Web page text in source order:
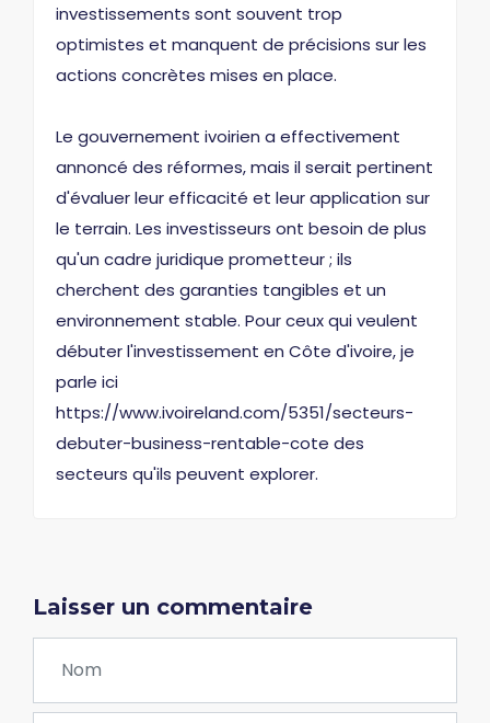
investissements sont souvent trop
optimistes et manquent de précisions sur les
actions concrètes mises en place.
Le gouvernement ivoirien a effectivement
annoncé des réformes, mais il serait pertinent
d'évaluer leur efficacité et leur application sur
le terrain. Les investisseurs ont besoin de plus
qu'un cadre juridique prometteur ; ils
cherchent des garanties tangibles et un
environnement stable. Pour ceux qui veulent
débuter l'investissement en Côte d'ivoire, je
parle ici
https://www.ivoireland.com/5351/secteurs-
debuter-business-rentable-cote des
secteurs qu'ils peuvent explorer.
Laisser un commentaire